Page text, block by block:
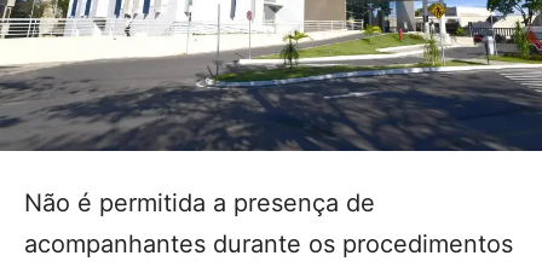
Não é permitida a presença de
acompanhantes durante os procedimentos